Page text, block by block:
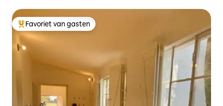
Topfavoriet van gasten
Favoriet van gasten